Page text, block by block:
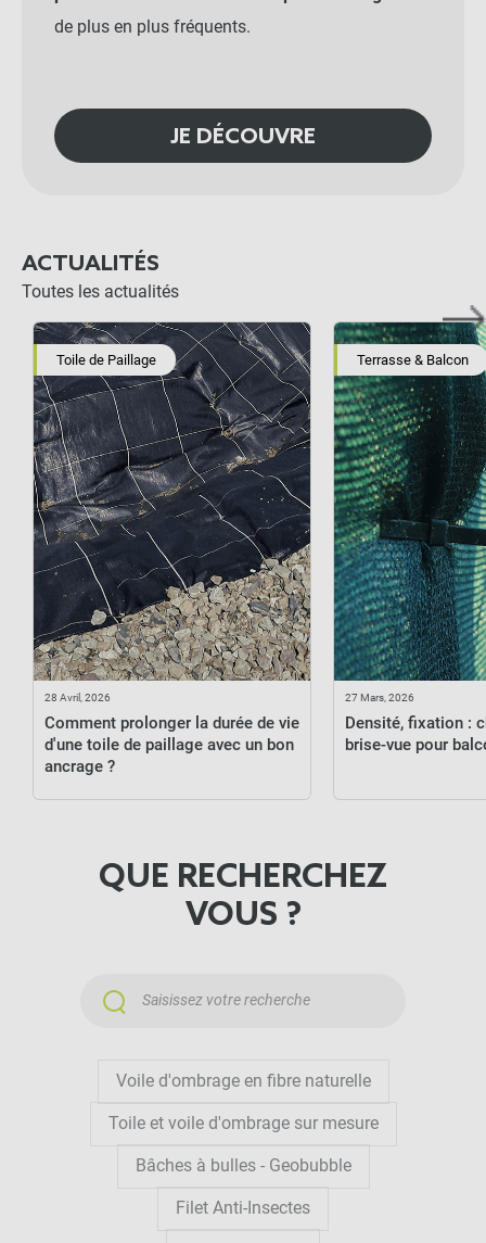
de plus en plus fréquents.
JE DÉCOUVRE
ACTUALITÉS
Toutes les actualités
Toile de Paillage
28 Avril, 2026
Comment prolonger la durée de vie
d'une toile de paillage avec un bon
ancrage ?
Terrasse & Balcon
27Mars, 2026
Densité, fixation :
brise-vue pour
QUE RECHERCHEZ
VOUS ?
Voile d'ombrage en fibre naturelle
Toile et voile d'ombrage sur mesure
Bâches à bulles - Geobubble
Filet Anti-Insectes